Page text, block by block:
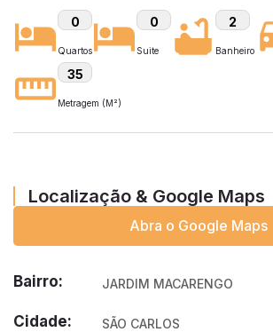
0
Quartos
0
Suite
2
Banheiro
35
Metragem (M²)
Localização & Google Maps
Abra o Google Maps
Bairro: JARDIM MACARENGO
Cidade: SÃO CARLOS